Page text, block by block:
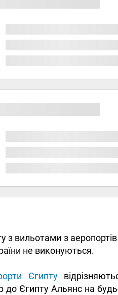
вильотами з
не виконуються.
Єгипту
до Єгипту Альянс на